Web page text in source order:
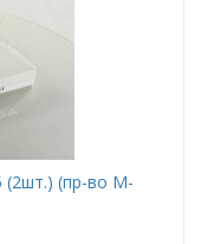
(2шт.) (пр-во M-